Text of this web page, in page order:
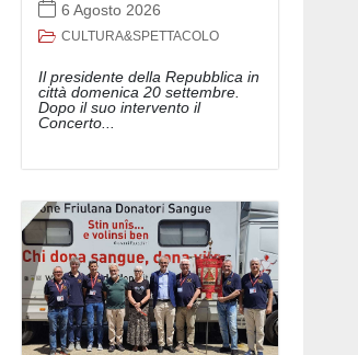
6 Agosto 2026
CULTURA&SPETTACOLO
Il presidente della Repubblica in
città domenica 20 settembre.
Dopo il suo intervento il
Concerto...